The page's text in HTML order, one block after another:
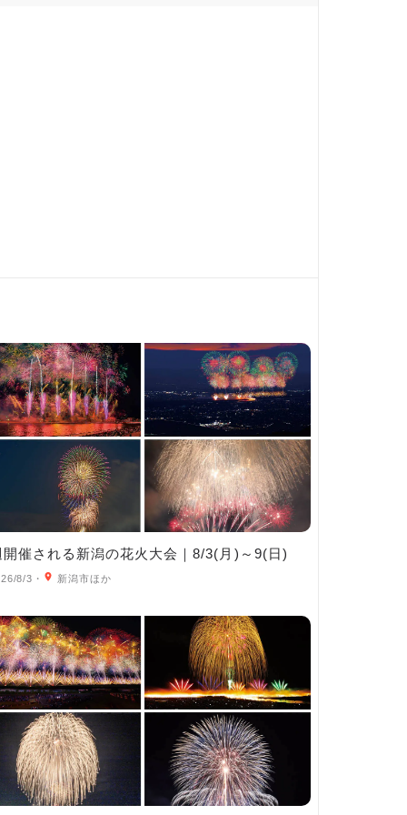
開催される新潟の花火大会｜8/3(月)～9(日)
8/3 ・ 新潟市ほか